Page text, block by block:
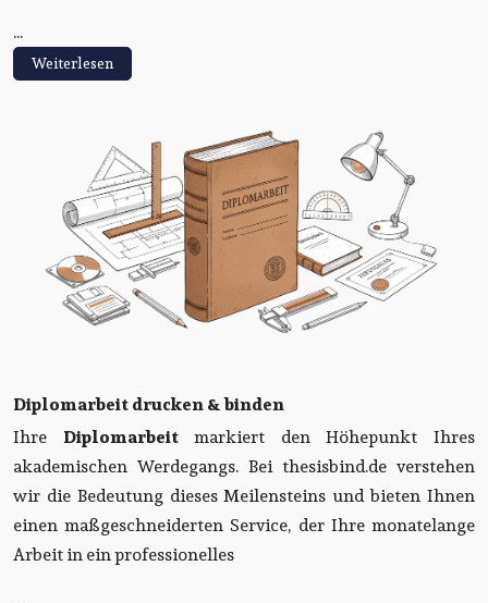
...
Weiterlesen
Diplomarbeit drucken & binden
Ihre Diplomarbeitmarkiert den Höhepunkt Ihres
akademischen Werdegangs. Bei thesisbind.de verstehen
wir die Bedeutung dieses Meilensteins und bieten Ihnen
einen maßgeschneiderten Service, der Ihre monatelange
Arbeit in ein professionelles